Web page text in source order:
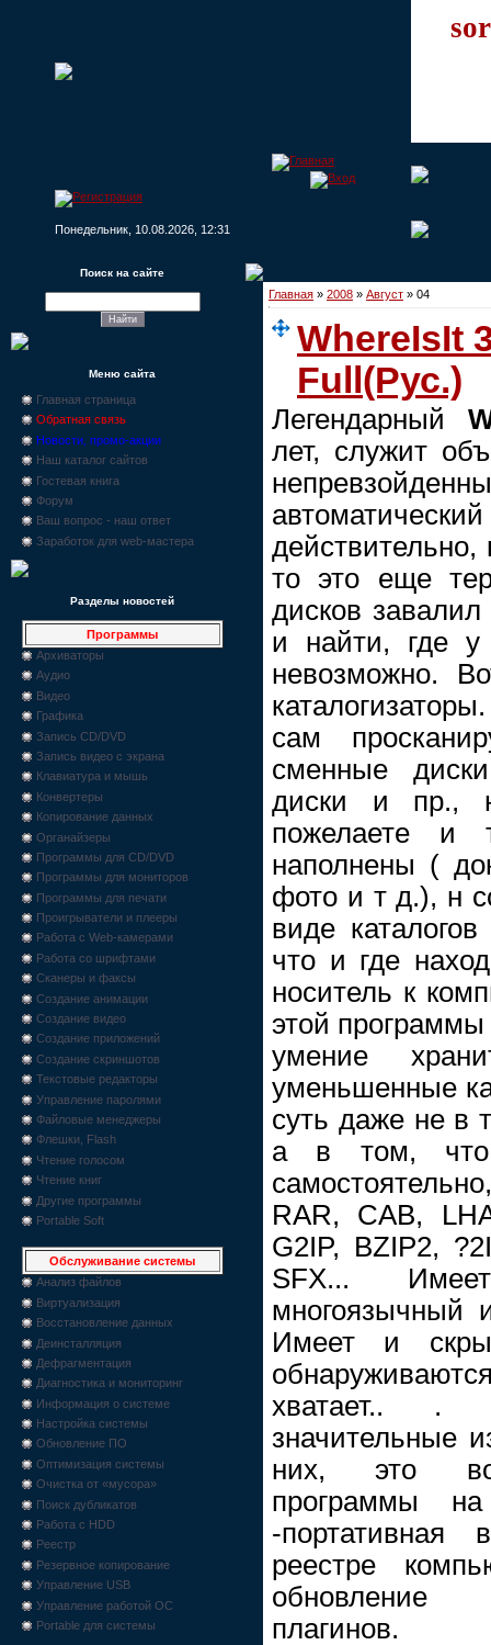
Понедельник, 10.08.2026, 12:31
Поиск на сайте
Меню сайта
Главная страница
Обратная связь
Новости, промо-акции
Наш каталог сайтов
Гостевая книга
Форум
Ваш вопрос - наш ответ
Заработок для web-мастера
Разделы новостей
Программы
Архиваторы
Аудио
Видео
Графика
Запись CD/DVD
Запись видео с экрана
Клавиатура и мышь
Конвертеры
Копирование данных
Органайзеры
Программы для CD/DVD
Программы для мониторов
Программы для печати
Проигрыватели и плееры
Работа с Web-камерами
Работа со шрифтами
Сканеры и факсы
Создание анимации
Создание видео
Создание приложений
Создание скриншотов
Текстовые редакторы
Управление паролями
Файловые менеджеры
Флешки, Flash
Чтение голосом
Чтение книг
Другие программы
Portable Soft
Обслуживание системы
Анализ файлов
Виртуализация
Восстановление данных
Деинсталляция
Дефрагментация
Диагностика и мониторинг
Информация о системе
Настройка системы
Обновление ПО
Оптимизация системы
Очистка от «мусора»
Поиск дубликатов
Работа с HDD
Реестр
Резервное копирование
Управление USB
Управление работой ОС
Portable для системы
Главная » 2008 » Август » 04
WhereIsIt
Full(Рус.)
Легендарный
лет, служит
действительно,
то это еще
дисков
и найти, где у
невозможно.
сам
сменные
диски и пр.,
пожелаете и
наполнены (
фото и т д.), н
виде
что и где
носитель к
этой программы
умение
уменьшенные
суть даже не в
а в том, что
RAR, CAB,
G2IP, BZIP2,
SFX...
многоязычный
Имеет и
хватает.. .
значительные
них, это
программы
-портативная
реестре
обновление
плагинов.